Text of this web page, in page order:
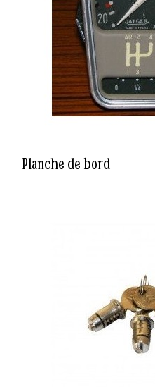
Planche de bord